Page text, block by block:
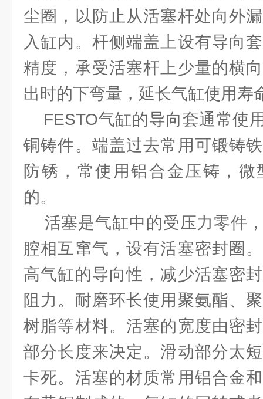
尘圈，以防止从活塞杆处向外
入缸内。杆侧端盖上设有导向
精度，承受活塞杆上少量的横
出时的下弯量，延长气缸使用寿
FESTO气缸的导向套通常使
铜铸件。端盖过去常用可锻铸
防锈，常使用铝合金压铸，
的。
活塞是气缸中的受压力零件
腔相互窜气，设有活塞密封圈
高气缸的导向性，减少活塞密
阻力。耐磨环长使用聚氨酯、
树脂等材料。活塞的宽度由密
部分长度来决定。滑动部分太
卡死。活塞的材质常用铝合金